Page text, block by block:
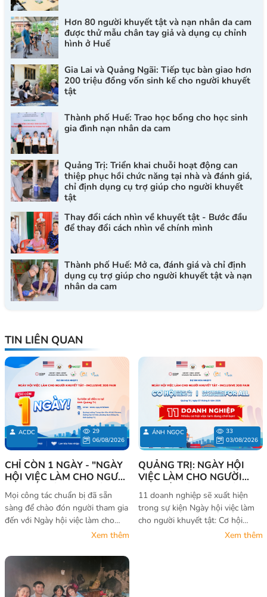
Hơn 80 người khuyết tật và nạn nhân da cam
được thử mẫu chân tay giả và dụng cụ chỉnh
hình ở Huế
Gia Lai và Quảng Ngãi: Tiếp tục bàn giao hơn
200 triệu đồng vốn sinh kế cho người khuyết
tật
Thành phố Huế: Trao học bổng cho học sinh
gia đình nạn nhân da cam
Quảng Trị: Triển khai chuỗi hoạt động can
thiệp phục hồi chức năng tại nhà và đánh giá,
chỉ định dụng cụ trợ giúp cho người khuyết
tật
Thay đổi cách nhìn về khuyết tật - Bước đầu
để thay đổi cách nhìn về chính mình
Thành phố Huế: Mở ca, đánh giá và chỉ định
dụng cụ trợ giúp cho người khuyết tật và nạn
nhân da cam
TIN LIÊN QUAN
ACDC
29
06/08/2026
CHỈ CÒN 1 NGÀY - "NGÀY
HỘI VIỆC LÀM CHO NGƯỜI
KHUYẾT TẬT – CƠ HỘI
KHÔNG CỦA RIÊNG AI" SẼ
CHÍNH THỨC DIỄN RA TẠI
QUẢNG TRỊ
Mọi công tác chuẩn bị đã sẵn
sàng để chào đón người tham gia
đến với Ngày hội việc làm cho
người khuyết tật – Cơ hội không
Xem thêm
ÁNH NGỌC
33
03/08/2026
QUẢNG TRỊ: NGÀY HỘI
VIỆC LÀM CHO NGƯỜI
KHUYẾT TẬT - CƠ HỘI
KHÔNG CỦA RIÊNG AI
2026
11 doanh nghiệp sẽ xuất hiện
trong sự kiện Ngày hội việc làm
cho người khuyết tật: Cơ hội
không của riêng ai 2026 tạiXem thêm